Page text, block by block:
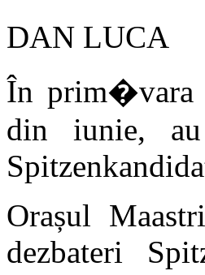
DAN LUCA
În prim�vara
din iunie,
Orașul
dezbateri